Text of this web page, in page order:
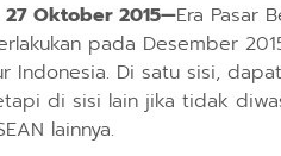
27 Oktober 2015—Era Pasar
pada Desember
Indonesia. Di satu sisi,
di sisi lain jika tidak
lainnya.